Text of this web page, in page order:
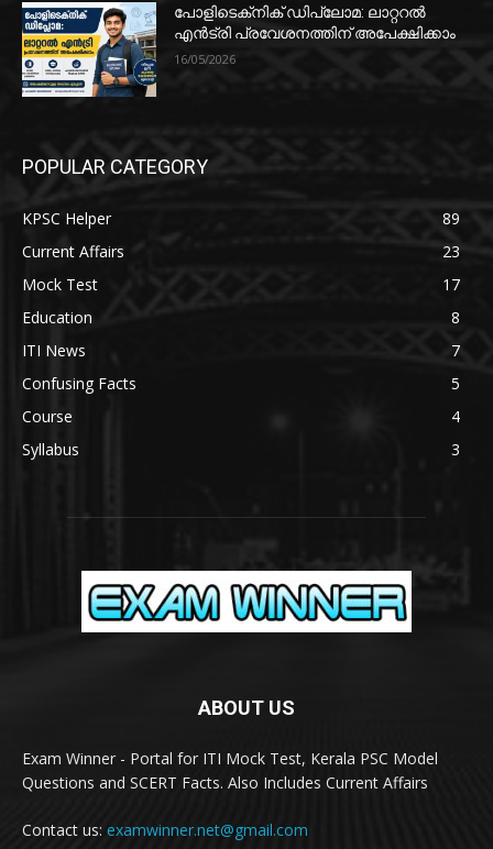
പോളിടെക്‌നിക് ഡിപ്ലോമ: ലാറ്ററൽ
എൻട്രി പ്രവേശനത്തിന് അപേക്ഷിക്കാം
16/05/2026
POPULAR CATEGORY
KPSC Helper
89
Current Affairs
23
Mock Test
17
Education
8
ITI News
7
Confusing Facts
5
Course
4
Syllabus
3
ABOUT US
Exam Winner - Portal for ITI Mock Test, Kerala PSC Model
Questions and SCERT Facts. Also Includes Current Affairs
Contact us: examwinner.net@gmail.com